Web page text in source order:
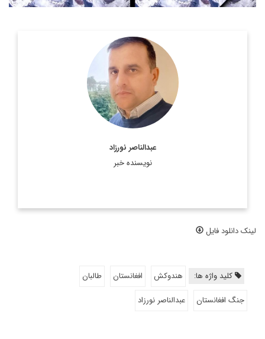
عبدالناصر نورزاد
نویسنده خبر
استاد پیشین دانشگاه کابل
اطلاعات بیشتر
لینک دانلود فایل
کلید واژه ها: هندوکش افغانستان
طالبان
جنگ افغانستان
عبدالناصر نورزاد